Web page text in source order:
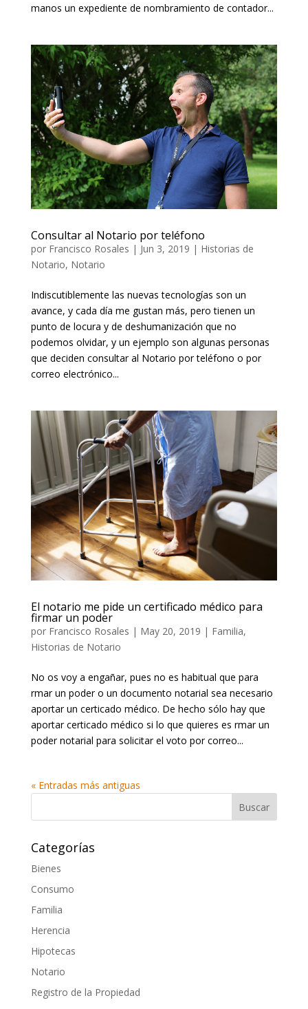
manos un expediente de nombramiento de contador...
Consultar al Notario por teléfono
por Francisco Rosales | Jun 3, 2019 | Historias de
Notario, Notario
Indiscutiblemente las nuevas tecnologías son un
avance, y cada día me gustan más, pero tienen un
punto de locura y de deshumanización que no
podemos olvidar, y un ejemplo son algunas personas
que deciden consultar al Notario por teléfono o por
correo electrónico...
El notario me pide un certificado médico para
firmar un poder
por Francisco Rosales | May 20, 2019 | Familia,
Historias de Notario
No os voy a engañar, pues no es habitual que para
firmar un poder o un documento notarial sea necesario
aportar un certificado médico. De hecho sólo hay que
aportar certificado médico si lo que quieres es firmar un
poder notarial para solicitar el voto por correo...
« Entradas más antiguas
Categorías
Bienes
Consumo
Familia
Herencia
Hipotecas
Notario
Registro de la Propiedad